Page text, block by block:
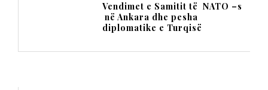
Vendimet e Samitit të NATO –s
në Ankara dhe pesha
diplomatike e Turqisë